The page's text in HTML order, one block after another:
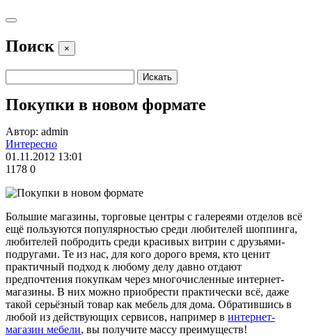
Поиск ×
Покупки в новом формате
Автор: admin
Интересно
01.11.2012 13:01
1178 0
Большие магазины, торговые центры с галереями отделов всё
ещё пользуются популярностью среди любителей шоппинга,
любителей побродить среди красивых витрин с друзьями-
подругами. Те из нас, для кого дорого время, кто ценит
практичный подход к любому делу давно отдают
предпочтения покупкам через многочисленные интернет-
магазины. В них можно приобрести практически всё, даже
такой серьёзный товар как мебель для дома. Обратившись в
любой из действующих сервисов, например в интернет-
магазин мебели, вы получите массу преимуществ!